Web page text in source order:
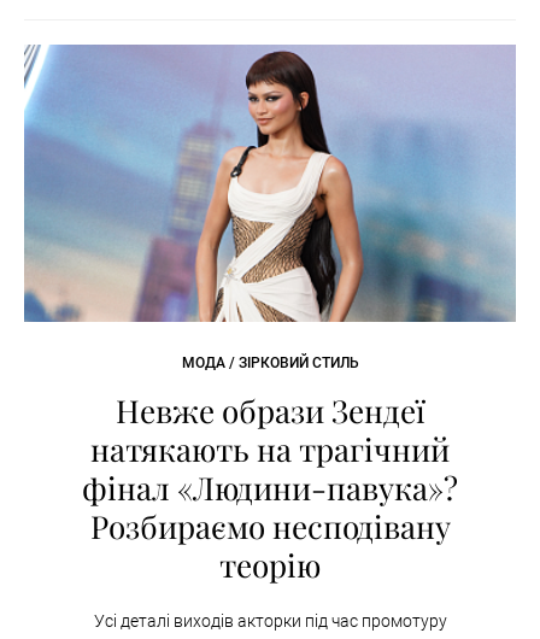
МОДА / ЗІРКОВИЙ СТИЛЬ
Невже образи Зендеї
натякають на трагічний
фінал «Людини-павука»?
Розбираємо несподівану
теорію
Усі деталі виходів акторки під час промотуру